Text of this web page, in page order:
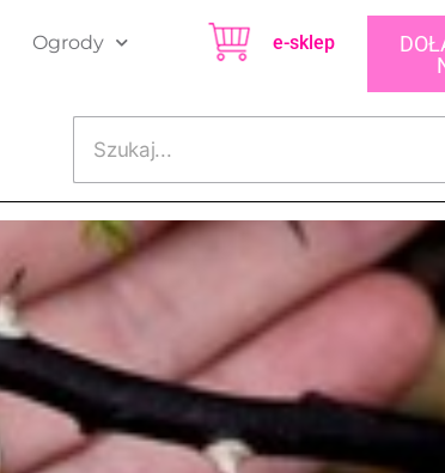
Ogrody e-sklep